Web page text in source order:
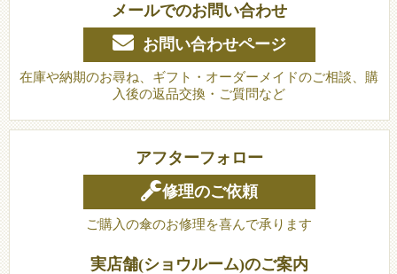
メールでのお問い合わせ
お問い合わせページ
在庫や納期のお尋ね、ギフト・オーダーメイドのご相談、購
入後の返品交換・ご質問など
アフターフォロー
修理のご依頼
ご購入の傘のお修理を喜んで承ります
実店舗(ショウルーム)のご案内